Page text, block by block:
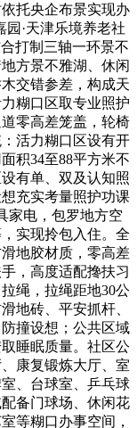
托央企布景实现办
·天津乐境养老社
打制三轴一环景不
方景不雅湖、休闲
交错参差，构成天
糊口区取专业照护
零高差笼盖，轮椅
活力糊口区设有开
积34至88平方米不
有单、双及认知照
充实考量照护功课
家电，包罗地方空
实现拎包入住。全
地胶材质，零高差
，高度适配搀扶习
绳，拉绳距地30公
地砖、平安抓杆、
撞设想；公共区域
睡眠质量。社区公
康复锻炼大厅、室
、台球室、乒乓球
备门球场、休闲花
等糊口办事空间，